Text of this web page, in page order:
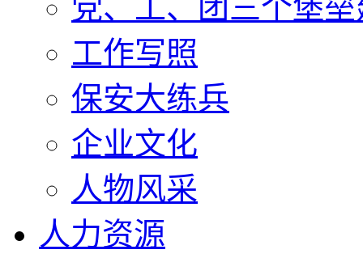
党、工、团三个堡
工作写照
保安大练兵
企业文化
人物风采
人力资源